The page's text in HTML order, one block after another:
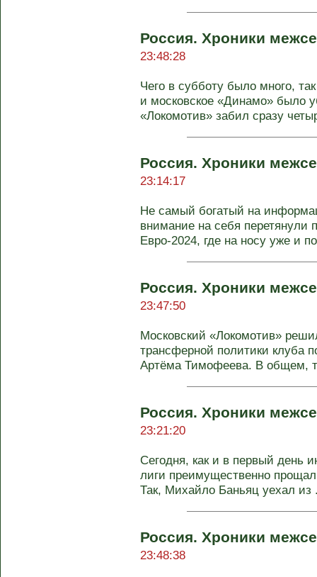
Россия. Хроники
23:48:28
Чего в субботу было много,
и московское «Динамо» было
«Локомотив» забил сразу
Россия. Хроники
23:14:17
Не самый богатый на
внимание на себя перетянули
Евро-2024, где на носу уже и
Россия. Хроники
23:47:50
Московский «Локомотив»
трансферной политики клуба
Артёма Тимофеева. В общем,
Россия. Хроники
23:21:20
Сегодня, как и в первый день
лиги преимущественно
Так, Михайло Баньяц уехал из
Россия. Хроники
23:48:38